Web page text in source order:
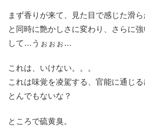
まず香りが来て、見た目で感じた滑
と同時に艶かしさに変わり、さらに
して…うぉぉぉ…
これは、いけない。。。
これは味覚を凌駕する、官能に通じる
とんでもないな？
ところで硫黄臭。